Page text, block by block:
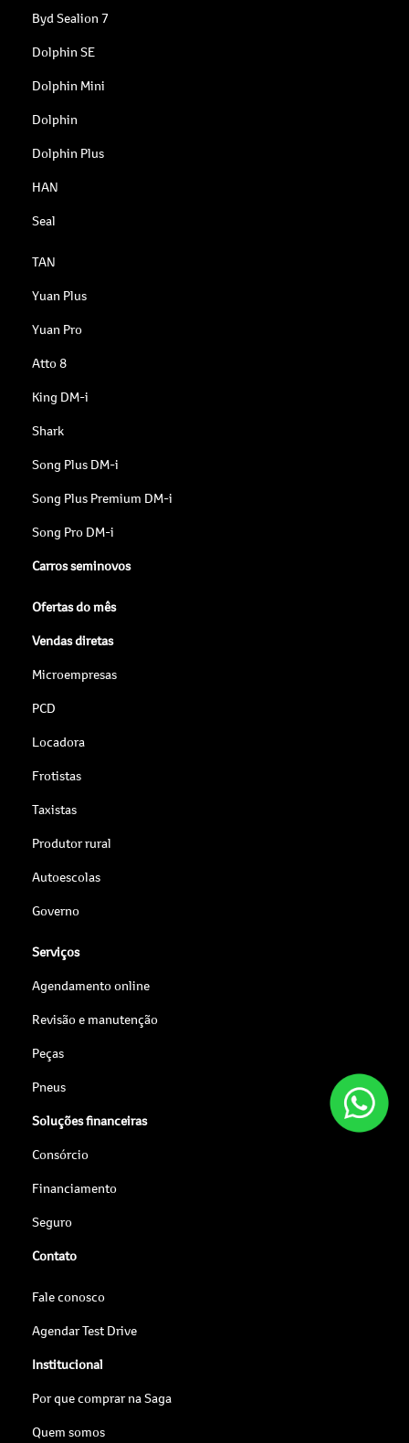
Byd Sealion 7
Dolphin SE
Dolphin Mini
Dolphin
Dolphin Plus
HAN
Seal
TAN
Yuan Plus
Yuan Pro
Atto 8
King DM-i
Shark
Song Plus DM-i
Song Plus Premium DM-i
Song Pro DM-i
Carros seminovos
Ofertas do mês
Vendas diretas
Microempresas
PCD
Locadora
Frotistas
Taxistas
Produtor rural
Autoescolas
Governo
Serviços
Agendamento online
Revisão e manutenção
Peças
Pneus
Soluções financeiras
Consórcio
Financiamento
Seguro
Contato
Fale conosco
Agendar Test Drive
Institucional
Por que comprar na Saga
Quem somos